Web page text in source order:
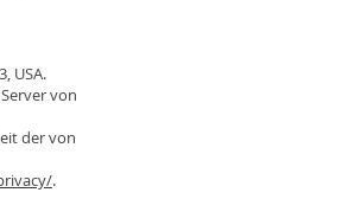
USA.
von
der von
.